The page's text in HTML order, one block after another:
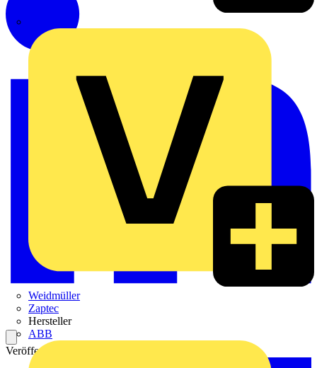
Weidmüller
Zaptec
Hersteller
ABB
Veröffentlicht: 9. April 2020